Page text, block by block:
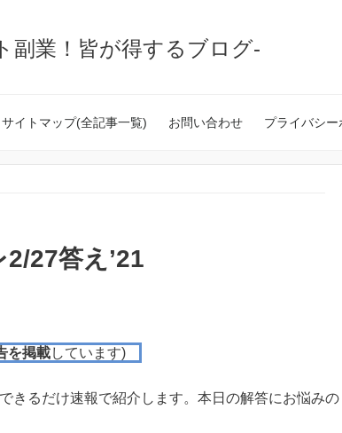
副業！皆が得するブログ-
サイトマップ(全記事一覧) お問い合わせ プライバシー
27答え’21
を掲載しています)
きるだけ速報で紹介します。本日の解答にお悩みの